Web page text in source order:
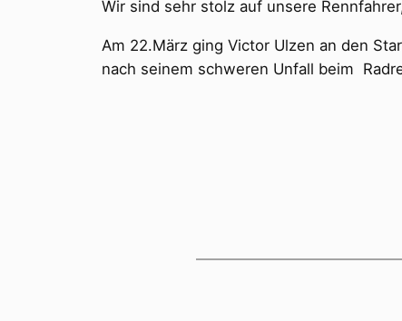
Wir sind sehr stolz auf unsere
Am 22.März ging Victor Ulzen an den
nach seinem schweren Unfall beim